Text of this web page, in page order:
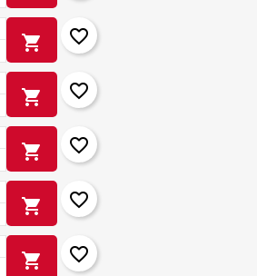
shopping_cart favorite_border
shopping_cart favorite_border
shopping_cart favorite_border
shopping_cart favorite_border
shopping_cart favorite_border